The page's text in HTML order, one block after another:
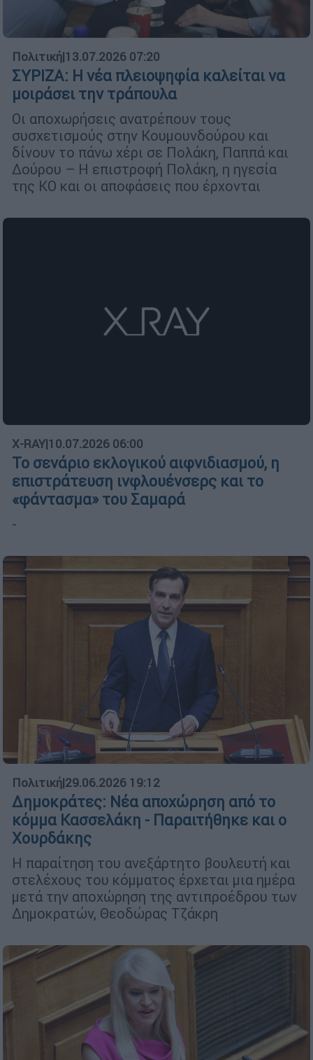
Πολιτική|13.07.2026 07:20
ΣΥΡΙΖΑ: Η νέα πλειοψηφία καλείται να
μοιράσει την τράπουλα
Οι αποχωρήσεις ανατρέπουν τους
συσχετισμούς στην Κουμουνδούρου και
δίνουν το πάνω χέρι σε Πολάκη, Παππά και
Δούρου – Η επιστροφή Πολάκη, η ηγεσία
της ΚΟ και οι αποφάσεις που έρχονται
X-RAY|10.07.2026 06:00
Το σενάριο εκλογικού αιφνιδιασμού, η
επιστράτευση ινφλουένσερς και το
«φάντασμα» του Σαμαρά
-
Πολιτική|29.06.2026 19:12
Δημοκράτες: Νέα αποχώρηση από το
κόμμα Κασσελάκη - Παραιτήθηκε και ο
Χουρδάκης
Η παραίτηση του ανεξάρτητο βουλευτή και
στελέχους του κόμματος έρχεται μια ημέρα
μετά την αποχώρηση της αντιπροέδρου των
Δημοκρατών, Θεοδώρας Τζάκρη